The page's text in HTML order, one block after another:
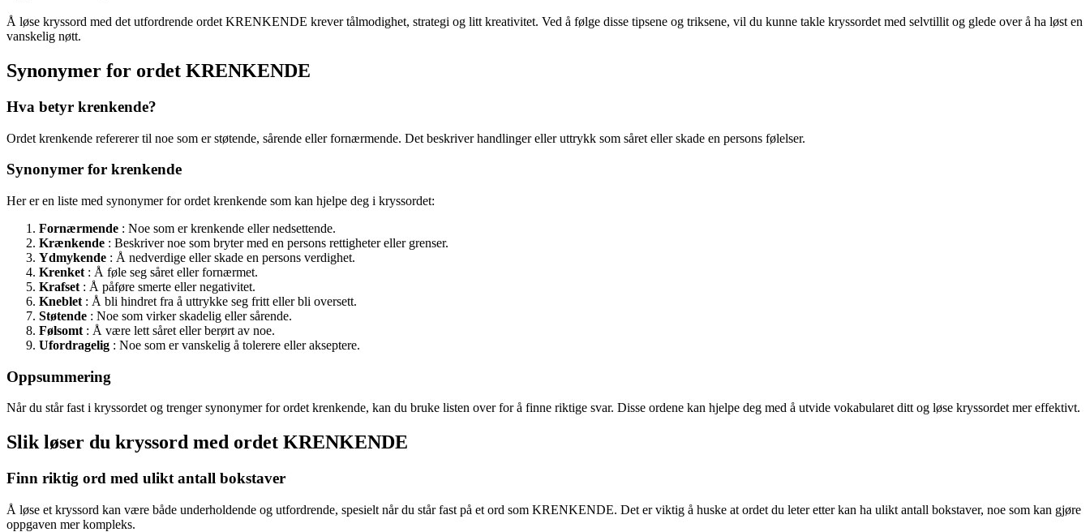
Å løse kryssord med det utfordrende ordet KRENKENDE krever tålmodighet, strategi og litt kreativitet. Ved å følge disse tipsene og triksene, vil du kunne takle kryssordet med selvtillit og glede over å ha løst en
vanskelig nøtt.
Synonymer for ordet KRENKENDE
Hva betyr krenkende?
Ordet krenkende refererer til noe som er støtende, sårende eller fornærmende. Det beskriver handlinger eller uttrykk som såret eller skade en persons følelser.
Synonymer for krenkende
Her er en liste med synonymer for ordet krenkende som kan hjelpe deg i kryssordet:
Fornærmende : Noe som er krenkende eller nedsettende.
Krænkende : Beskriver noe som bryter med en persons rettigheter eller grenser.
Ydmykende : Å nedverdige eller skade en persons verdighet.
Krenket : Å føle seg såret eller fornærmet.
Krafset : Å påføre smerte eller negativitet.
Kneblet : Å bli hindret fra å uttrykke seg fritt eller bli oversett.
Støtende : Noe som virker skadelig eller sårende.
Følsomt : Å være lett såret eller berørt av noe.
Ufordragelig : Noe som er vanskelig å tolerere eller akseptere.
Oppsummering
Når du står fast i kryssordet og trenger synonymer for ordet krenkende, kan du bruke listen over for å finne riktige svar. Disse ordene kan hjelpe deg med å utvide vokabularet ditt og løse kryssordet mer effektivt.
Slik løser du kryssord med ordet KRENKENDE
Finn riktig ord med ulikt antall bokstaver
Å løse et kryssord kan være både underholdende og utfordrende, spesielt når du står fast på et ord som KRENKENDE. Det er viktig å huske at ordet du leter etter kan ha ulikt antall bokstaver, noe som kan gjøre
oppgaven mer kompleks.